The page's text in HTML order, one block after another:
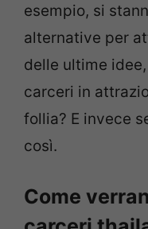
esempio, si
alternative per
delle ultime
carceri in
follia? E invece
così.
Come